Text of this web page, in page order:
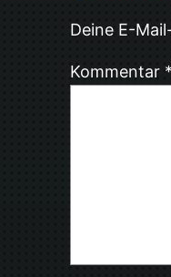
Deine E-
Kommentar *